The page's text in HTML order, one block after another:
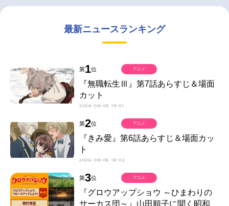
最新ニュースランキング
第1位
『無職転生Ⅲ』第7話あらすじ＆場面
カット
2026-08-05 19:01
アニメ
第2位
『きみ愛』第6話あらすじ＆場面カッ
ト
2026-08-05 18:02
アニメ
第3位
『グロウアップショウ ～ひまわりの
サーカス団～』山田順子に聞く昭和
アニメ